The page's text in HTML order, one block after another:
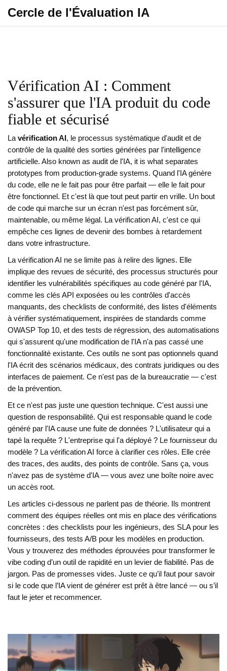
Cercle de l'Évaluation IA
Vérification AI : Comment
s'assurer que l'IA produit du code
fiable et sécurisé
La vérification AI , le processus systématique d'audit et de
contrôle de la qualité des sorties générées par l'intelligence
artificielle. Also known as audit de l'IA, it is what separates
prototypes from production-grade systems. Quand l'IA génère
du code, elle ne le fait pas pour être parfait — elle le fait pour
être fonctionnel. Et c'est là que tout peut partir en vrille. Un bout
de code qui marche sur un écran n'est pas forcément sûr,
maintenable, ou même légal. La vérification AI, c'est ce qui
empêche ces lignes de devenir des bombes à retardement
dans votre infrastructure.
La vérification AI ne se limite pas à relire des lignes. Elle
implique des revues de sécurité, des processus structurés pour
identifier les vulnérabilités spécifiques au code généré par l'IA,
comme les clés API exposées ou les contrôles d'accès
manquants, des checklists de conformité, des listes d'éléments
à vérifier systématiquement, inspirées de standards comme
OWASP Top 10, et des tests de régression, des automatisations
qui s'assurent qu'une modification de l'IA n'a pas cassé une
fonctionnalité existante. Ces outils ne sont pas optionnels quand
l'IA écrit des scénarios médicaux, des contrats juridiques ou des
interfaces de paiement. Ce n'est pas de la bureaucratie — c'est
de la prévention.
Et ce n'est pas juste une question technique. C'est aussi une
question de responsabilité. Qui est responsable quand le code
généré par l'IA cause une fuite de données ? L'utilisateur qui a
tapé la requête ? L'entreprise qui l'a déployé ? Le fournisseur du
modèle ? La vérification AI force à clarifier ces rôles. Elle crée
des traces, des audits, des points de contrôle. Sans ça, vous
n'avez pas de système d'IA — vous avez une boîte noire avec
un accès root.
Les articles ci-dessous ne parlent pas de théorie. Ils montrent
comment des équipes réelles ont mis en place des vérifications
concrètes : des checklists pour les ingénieurs, des SLA pour les
fournisseurs, des tests A/B pour les modèles en production.
Vous y trouverez des méthodes éprouvées pour transformer le
vibe coding d’un outil de rapidité en un levier de fiabilité. Pas de
jargon. Pas de promesses vides. Juste ce qu’il faut pour savoir
si le code que l’IA vient de générer est prêt à être lancé — ou s’il
faut le jeter et recommencer.